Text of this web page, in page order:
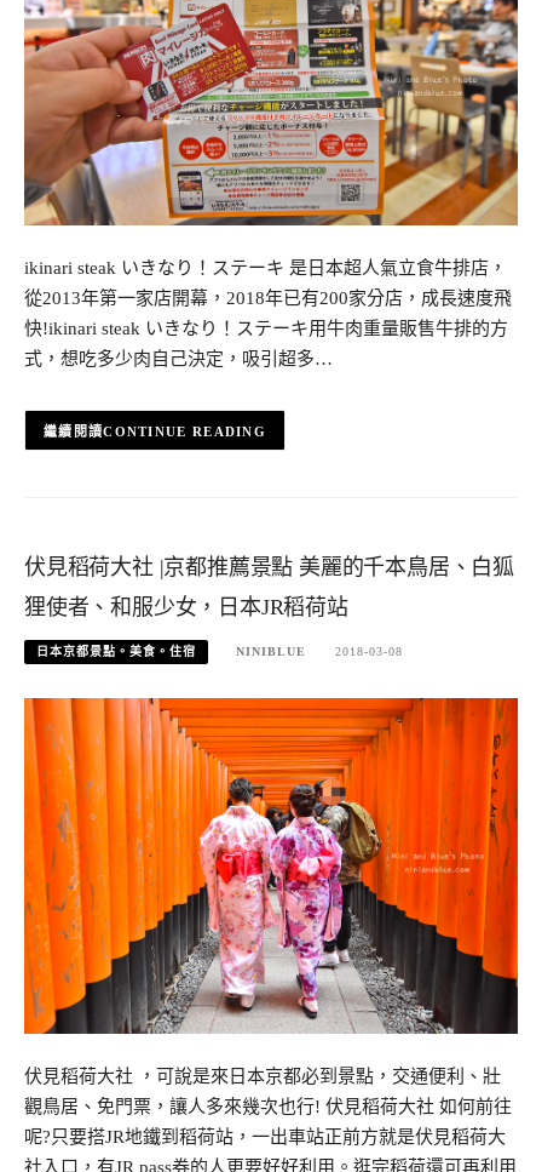
ikinari steak いきなり！ステーキ 是日本超人氣立食牛排店，
從2013年第一家店開幕，2018年已有200家分店，成長速度飛
快!ikinari steak いきなり！ステーキ用牛肉重量販售牛排的方
式，想吃多少肉自己決定，吸引超多…
CONTINUE READING
伏見稻荷大社 |京都推薦景點 美麗的千本鳥居、白狐
狸使者、和服少女，日本JR稻荷站
日本京都景點。美食。住宿 NINIBLUE 2018-03-08
伏見稻荷大社 ，可說是來日本京都必到景點，交通便利、壯
觀鳥居、免門票，讓人多來幾次也行! 伏見稻荷大社 如何前往
呢?只要搭JR地鐵到稻荷站，一出車站正前方就是伏見稻荷大
社入口，有JR pass券的人更要好好利用。逛完稻荷還可再利用